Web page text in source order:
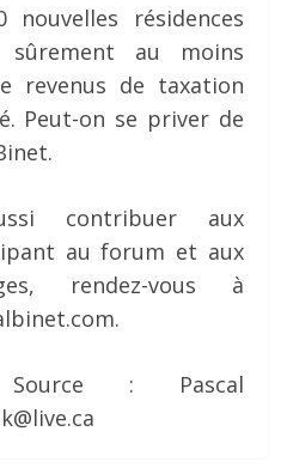
résidences
sûrement au moins
revenus de taxation
Peut-on se priver de
contribuer aux
au forum et aux
rendez-vous à
: Pascal